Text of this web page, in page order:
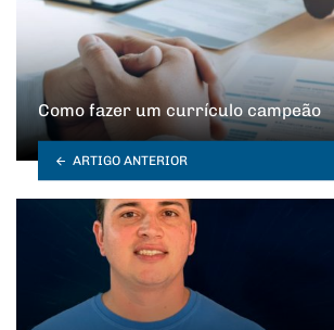
Como fazer um currículo campeão
ARTIGO ANTERIOR